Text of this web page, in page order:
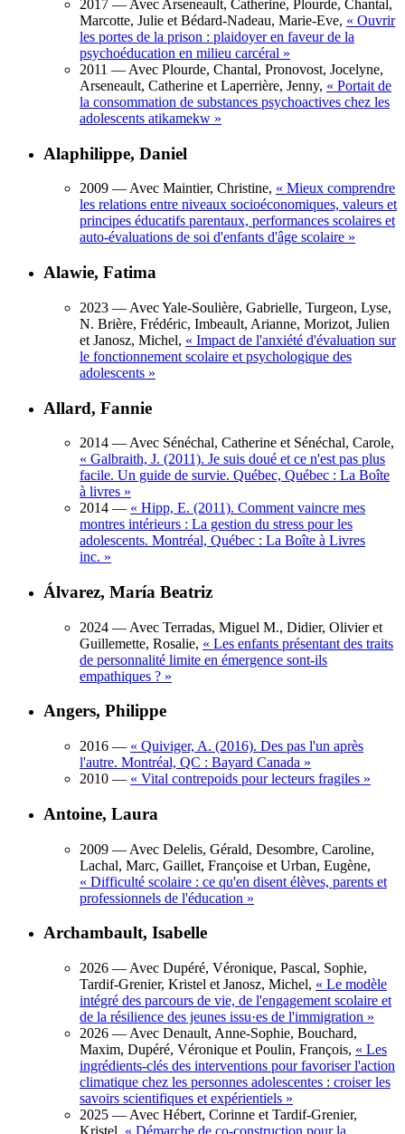
2017 — Avec Arseneault, Catherine, Plourde, Chantal,
Marcotte, Julie et Bédard-Nadeau, Marie-Eve, « Ouvrir
les portes de la prison : plaidoyer en faveur de la
psychoéducation en milieu carcéral »
2011 — Avec Plourde, Chantal, Pronovost, Jocelyne,
Arseneault, Catherine et Laperrière, Jenny, « Portait de
la consommation de substances psychoactives chez les
adolescents atikamekw »
Alaphilippe, Daniel
2009 — Avec Maintier, Christine, « Mieux comprendre
les relations entre niveaux socioéconomiques, valeurs et
principes éducatifs parentaux, performances scolaires et
auto-évaluations de soi d'enfants d'âge scolaire »
Alawie, Fatima
2023 — Avec Yale-Soulière, Gabrielle, Turgeon, Lyse,
N. Brière, Frédéric, Imbeault, Arianne, Morizot, Julien
et Janosz, Michel, « Impact de l'anxiété d'évaluation sur
le fonctionnement scolaire et psychologique des
adolescents »
Allard, Fannie
2014 — Avec Sénéchal, Catherine et Sénéchal, Carole,
« Galbraith, J. (2011). Je suis doué et ce n'est pas plus
facile. Un guide de survie. Québec, Québec : La Boîte
à livres »
2014 — « Hipp, E. (2011). Comment vaincre mes
montres intérieurs : La gestion du stress pour les
adolescents. Montréal, Québec : La Boîte à Livres
inc. »
Álvarez, María Beatriz
2024 — Avec Terradas, Miguel M., Didier, Olivier et
Guillemette, Rosalie, « Les enfants présentant des traits
de personnalité limite en émergence sont-ils
empathiques ? »
Angers, Philippe
2016 — « Quiviger, A. (2016). Des pas l'un après
l'autre. Montréal, QC : Bayard Canada »
2010 — « Vital contrepoids pour lecteurs fragiles »
Antoine, Laura
2009 — Avec Delelis, Gérald, Desombre, Caroline,
Lachal, Marc, Gaillet, Françoise et Urban, Eugène,
« Difficulté scolaire : ce qu'en disent élèves, parents et
professionnels de l'éducation »
Archambault, Isabelle
2026 — Avec Dupéré, Véronique, Pascal, Sophie,
Tardif-Grenier, Kristel et Janosz, Michel, « Le modèle
intégré des parcours de vie, de l'engagement scolaire et
de la résilience des jeunes issu·es de l'immigration »
2026 — Avec Denault, Anne-Sophie, Bouchard,
Maxim, Dupéré, Véronique et Poulin, François, « Les
ingrédients-clés des interventions pour favoriser l'action
climatique chez les personnes adolescentes : croiser les
savoirs scientifiques et expérientiels »
2025 — Avec Hébert, Corinne et Tardif-Grenier,
Kristel, « Démarche de co-construction pour la